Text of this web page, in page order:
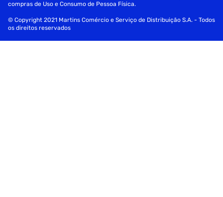
compras de Uso e Consumo de Pessoa Física.
© Copyright 2021 Martins Comércio e Serviço de Distribuição S.A. - Todos
os direitos reservados